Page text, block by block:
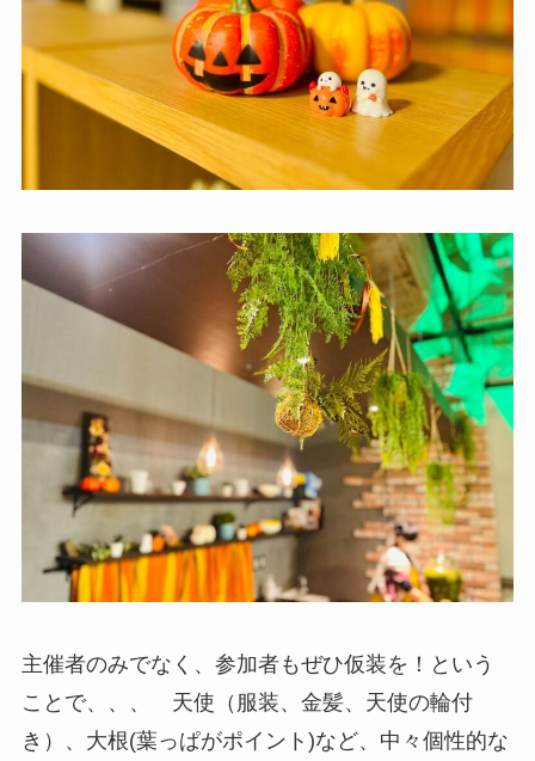
主催者のみでなく、参加者もぜひ仮装を！という
ことで、、、 天使（服装、金髪、天使の輪付
き）、大根(葉っぱがポイント)など、中々個性的な